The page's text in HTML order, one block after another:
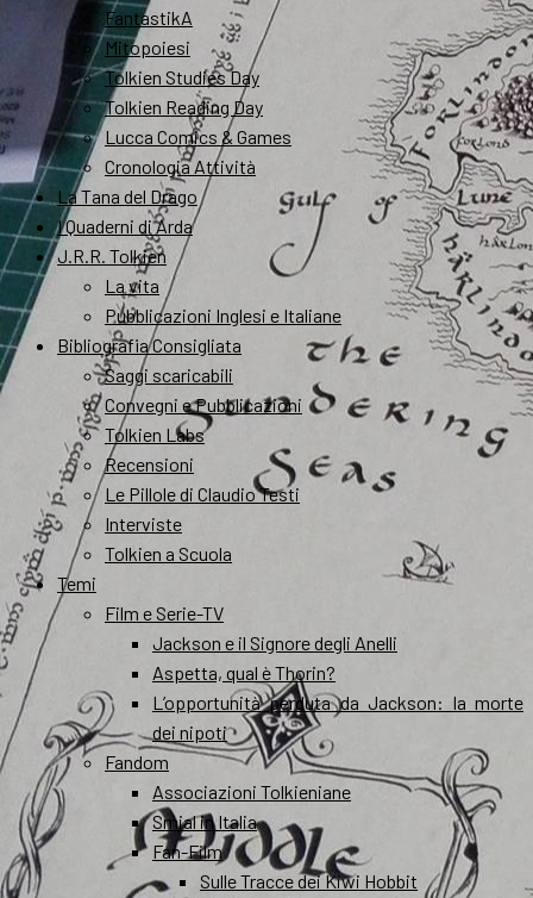
FantastikA
Mitopoiesi
Tolkien Studies Day
Tolkien Reading Day
Lucca Comics & Games
Cronologia Attività
La Tana del Drago
I Quaderni di Arda
J.R.R. Tolkien
La vita
Pubblicazioni Inglesi e Italiane
Bibliografia Consigliata
Saggi scaricabili
Convegni e Pubblicazioni
Tolkien Labs
Recensioni
Le Pillole di Claudio Testi
Interviste
Tolkien a Scuola
Temi
Film e Serie-TV
Jackson e il Signore degli Anelli
Aspetta, qual è Thorin?
L’opportunità perduta da Jackson: la morte
dei nipoti
Fandom
Associazioni Tolkieniane
Smial in Italia
Fan-Film
Sulle Tracce dei Kiwi Hobbit